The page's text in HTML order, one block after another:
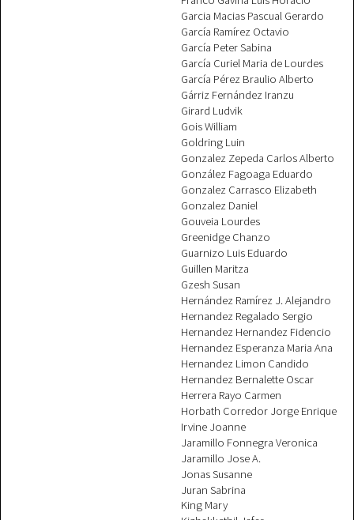
Garcia Macias Pascual Gerardo
García Ramírez Octavio
García Peter Sabina
García Curiel Maria de Lourdes
García Pérez Braulio Alberto
Gárriz Fernández Iranzu
Girard Ludvik
Gois William
Goldring Luin
Gonzalez Zepeda Carlos Alberto
González Fagoaga Eduardo
Gonzalez Carrasco Elizabeth
Gonzalez Daniel
Gouveia Lourdes
Greenidge Chanzo
Guarnizo Luis Eduardo
Guillen Maritza
Gzesh Susan
Hernández Ramírez J. Alejandro
Hernandez Regalado Sergio
Hernandez Hernandez Fidencio
Hernandez Esperanza Maria Ana
Hernandez Limon Candido
Hernandez Bernalette Oscar
Herrera Rayo Carmen
Horbath Corredor Jorge Enrique
Irvine Joanne
Jaramillo Fonnegra Veronica
Jaramillo Jose A.
Jonas Susanne
Juran Sabrina
King Mary